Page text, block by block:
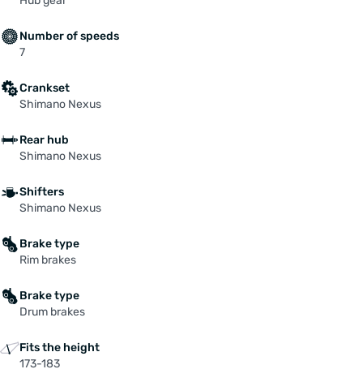
Number of speeds
7
Crankset
Shimano Nexus
Rear hub
Shimano Nexus
Shifters
Shimano Nexus
Brake type
Rim brakes
Brake type
Drum brakes
Fits the height
173-183